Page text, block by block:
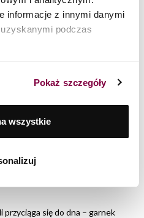
informacje z innymi danymi
podczas
Pokaż szczegóły
wszystkie
– na co zwrócić uwagę?
dlatego temat
zaczynają się dopiero
się temat konstrukcji dna.
się nie tylko na szybsze
się do dna – garnek